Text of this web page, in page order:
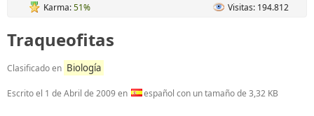
Karma:51% Visitas: 194.812
Traqueofitas
Clasificado en Biología
Escrito el 1 de Abril de 2009en español con un tamaño de 3,32 KB